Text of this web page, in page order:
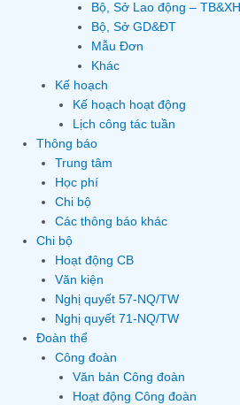
Bộ, Sở Lao động – TB&XH
Bộ, Sở GD&ĐT
Mẫu Đơn
Khác
Kế hoạch
Kế hoạch hoạt động
Lịch công tác tuần
Thông báo
Trung tâm
Học phí
Chi bộ
Các thông báo khác
Chi bộ
Hoạt động CB
Văn kiện
Nghị quyết 57-NQ/TW
Nghị quyết 71-NQ/TW
Đoàn thể
Công đoàn
Văn bản Công đoàn
Hoạt động Công đoàn